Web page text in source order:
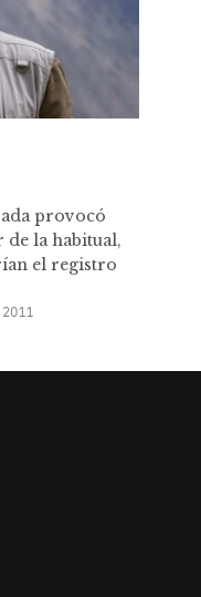
provocó
la habitual,
el registro